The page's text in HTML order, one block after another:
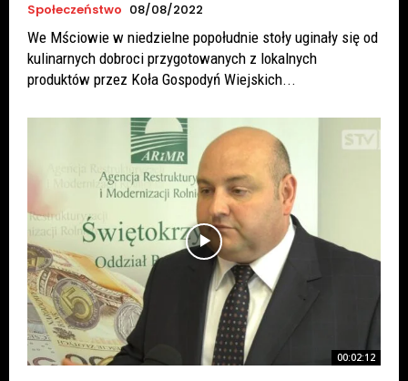
Społeczeństwo 08/08/2022
We Mściowie w niedzielne popołudnie stoły uginały się od
kulinarnych dobroci przygotowanych z lokalnych
produktów przez Koła Gospodyń Wiejskich...
00:02:12